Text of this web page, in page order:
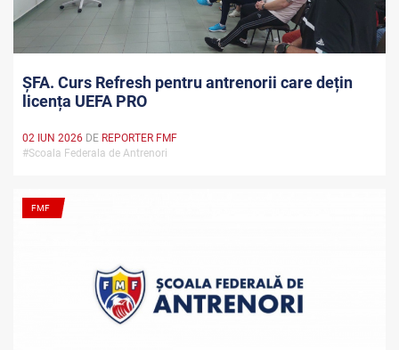
ȘFA. Curs Refresh pentru antrenorii care dețin
licența UEFA PRO
02 IUN 2026 DE REPORTER FMF
#Scoala Federala de Antrenori
FMF